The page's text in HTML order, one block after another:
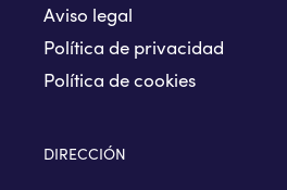
Aviso legal
Política de privacidad
Política de cookies
DIRECCIÓN